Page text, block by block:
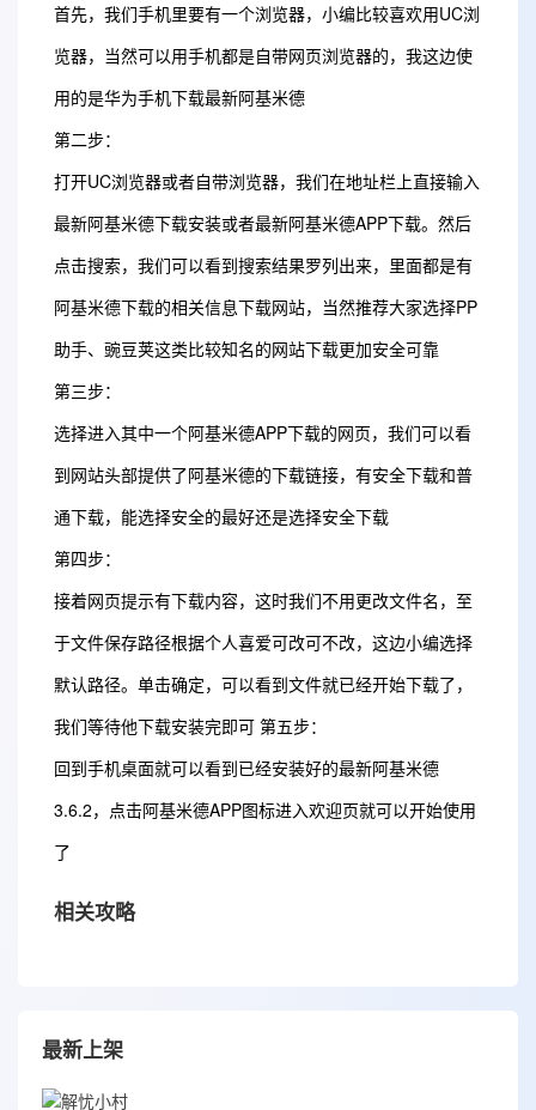
首先，我们手机里要有一个浏览器，小编比较喜欢用UC浏
览器，当然可以用手机都是自带网页浏览器的，我这边使
用的是华为手机下载最新阿基米德
第二步：
打开UC浏览器或者自带浏览器，我们在地址栏上直接输入
最新阿基米德下载安装或者最新阿基米德APP下载。然后
点击搜索，我们可以看到搜索结果罗列出来，里面都是有
阿基米德下载的相关信息下载网站，当然推荐大家选择PP
助手、豌豆荚这类比较知名的网站下载更加安全可靠
第三步：
选择进入其中一个阿基米德APP下载的网页，我们可以看
到网站头部提供了阿基米德的下载链接，有安全下载和普
通下载，能选择安全的最好还是选择安全下载
第四步：
接着网页提示有下载内容，这时我们不用更改文件名，至
于文件保存路径根据个人喜爱可改可不改，这边小编选择
默认路径。单击确定，可以看到文件就已经开始下载了，
我们等待他下载安装完即可 第五步：
回到手机桌面就可以看到已经安装好的最新阿基米德
3.6.2，点击阿基米德APP图标进入欢迎页就可以开始使用
了
相关攻略
最新上架